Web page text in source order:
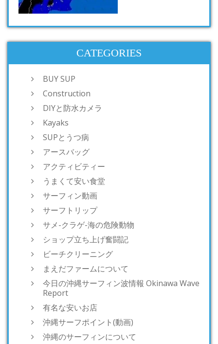
CATEGORIES
BUY SUP
Construction
DIYと防水カメラ
Kayaks
SUPとうつ病
アースバッグ
アクティビティー
うまくて安い食堂
サーフィン動画
サーフトリップ
サメ-クラゲ-海の危険動物
ショップ立ち上げ奮闘記
ビーチクリーニング
まえだファームについて
今日の沖縄サーフィン波情報 Okinawa Wave
Report
有名な安いお店
沖縄サーフポイント(動画)
沖縄のサーフィンについて